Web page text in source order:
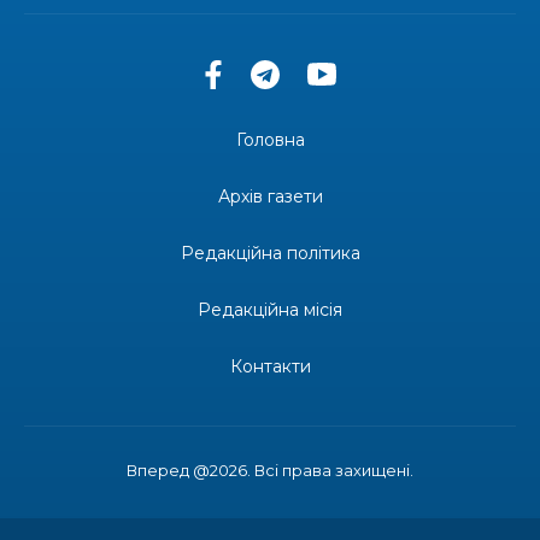
«Дві музи» у Рівному: свято краси, мистецтва
Одна з найяскравіших постатей Бахмута –
професійним святом
Вперед @2026. Всі права захищені.
Головна
Архів газети
Редакційна політика
Редакційна місія
Контакти